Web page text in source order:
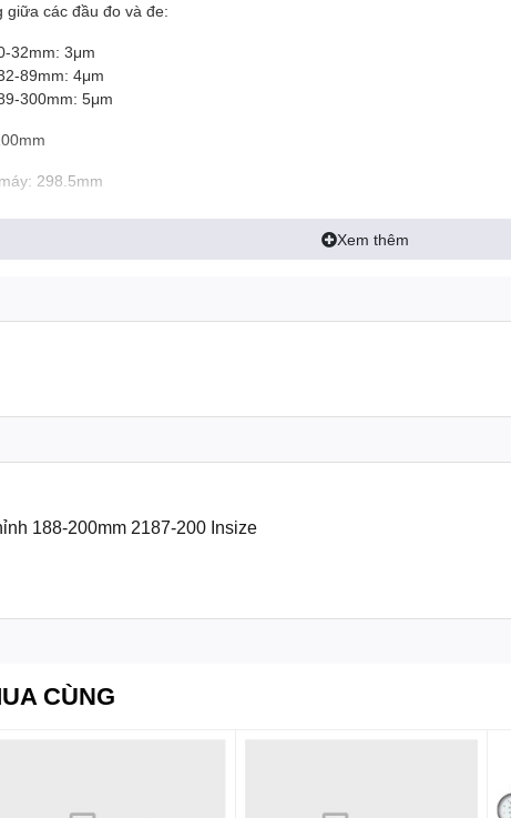
giữa các đầu đo và đe:
32mm: 3μm
89mm: 4μm
300mm: 5μm
298.5mm
máy: 227mm
đo: 18.3mm
Xem thêm
188-200mm 2187-200 Insize
CÙNG